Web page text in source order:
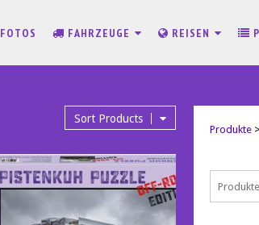
FOTOS FAHRZEUGE REISEN
Sort Products
Produkte >
nach: